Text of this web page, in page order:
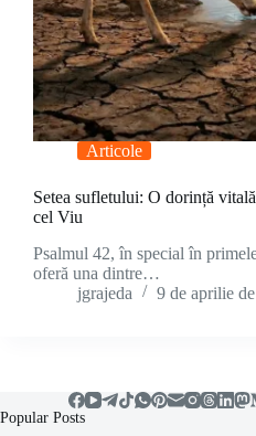
Articole
Setea sufletului: O dorință
cel Viu
Psalmul 42, în special în
oferă una dintre…
jgrajeda
9 de aprilie
Popular Posts